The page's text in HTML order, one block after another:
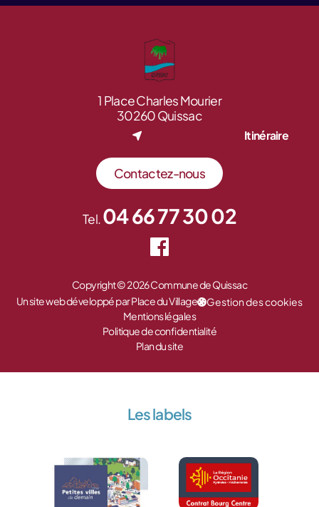
1 Place Charles Mourier
30260 Quissac
Itinéraire
Contactez-nous
Tel.04 66 77 30 02
Copyright © 2026 Commune de Quissac
Un site web développé par Place du Village
Gestion des cookies
Mentions légales
Politique de confidentialité
Plan du site
Les labels